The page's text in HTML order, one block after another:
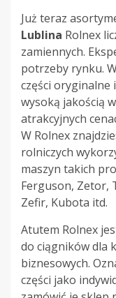
Już teraz
Lublina Rolnex
zamiennych.
potrzeby rynku.
części oryginalne
wysoką jakością
atrakcyjnych
W Rolnex
rolniczych
maszyn takich
Ferguson, Zetor,
Zefir, Kubota itd.
Atutem Rolnex
do ciągnikówdla
biznesowych.
części jako